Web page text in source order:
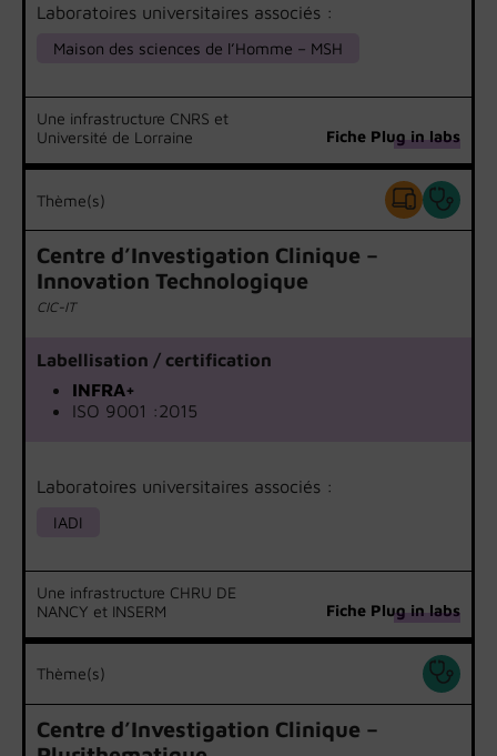
Laboratoires universitaires associés :
Maison des sciences de l’Homme – MSH
Une infrastructure CNRS et
Université de Lorraine
Fiche Plug in labs
Thème(s)
Centre d’Investigation Clinique –
Innovation Technologique
CIC-IT
Labellisation / certification
INFRA+
ISO 9001 :2015
Laboratoires universitaires associés :
IADI
Une infrastructure CHRU DE
NANCY et INSERM
Fiche Plug in labs
Thème(s)
Centre d’Investigation Clinique –